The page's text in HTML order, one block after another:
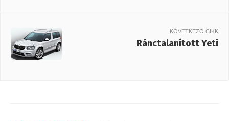
KÖVETKEZŐ CIKK
Ránctalanított Yeti